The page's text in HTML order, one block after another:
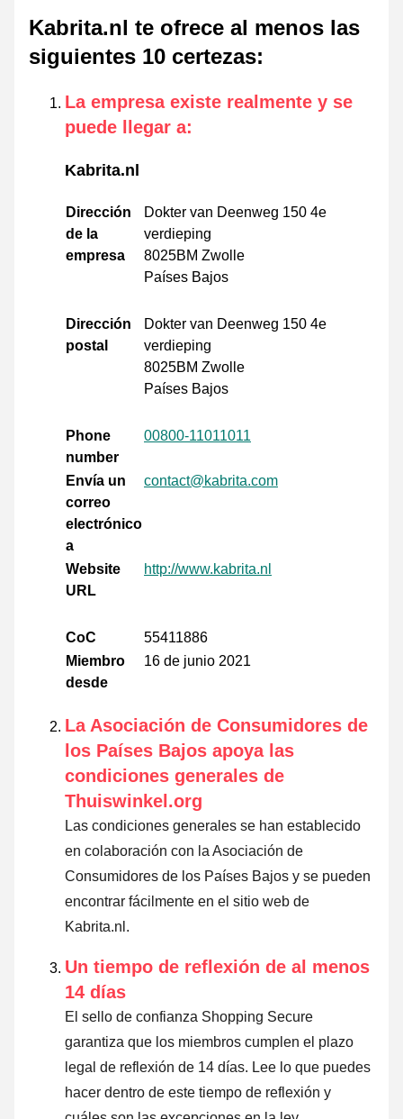
Kabrita.nl te ofrece al menos las
siguientes 10 certezas:
La empresa existe realmente y se
puede llegar a:
Kabrita.nl
Dirección
de la
empresa
Dokter van Deenweg 150 4e
verdieping
8025BM Zwolle
Países Bajos
Dirección
postal
Dokter van Deenweg 150 4e
verdieping
8025BM Zwolle
Países Bajos
Phone
number
00800-11011011
Envía un
correo
electrónico
a
contact@kabrita.com
Website
URL
http://www.kabrita.nl
CoC
55411886
Miembro
desde
16 de junio 2021
La Asociación de Consumidores de
los Países Bajos apoya las
condiciones generales de
Thuiswinkel.org
Las condiciones generales se han establecido
en colaboración con la Asociación de
Consumidores de los Países Bajos y se pueden
encontrar fácilmente en el sitio web de
Kabrita.nl.
Un tiempo de reflexión de al menos
14 días
El sello de confianza Shopping Secure
garantiza que los miembros cumplen el plazo
legal de reflexión de 14 días. Lee lo que puedes
hacer dentro de este tiempo de reflexión y